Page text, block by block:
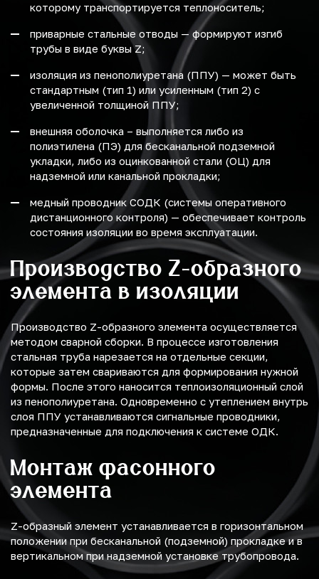
которому транспортируется теплоноситель;
приварные стальные отводы — формируют изгиб
трубы в виде буквы Z;
изоляция из пенополиуретана (ППУ) — может быть
стандартным (тип 1) или усиленным (тип 2) с
увеличенной толщиной ППУ;
внешняя оболочка – выполняется либо из
полиэтилена (ПЭ) для бесканальной подземной
укладки, либо из оцинкованной стали (ОЦ) для
надземной или канальной прокладки;
медный проводник СОДК (системы оперативного
дистанционного контроля) — обеспечивает контроль
состояния изоляции во время эксплуатации.
Производство Z-образного
элемента в изоляции
Производство Z-образного элемента осуществляется
методом сварной сборки. В процессе изготовления
стальная труба нарезается на отдельные секции,
которые затем свариваются для формирования нужной
формы. После этого наносится теплоизоляционный слой
из пенополиуретана. Одновременно с утеплением внутрь
слоя ППУ устанавливаются сигнальные проводники,
предназначенные для подключения к системе ОДК.
Монтаж фасонного
элемента
Z-образный элемент устанавливается в горизонтальном
положении при бесканальной (подземной) прокладке и в
вертикальном при надземной установке трубопровода.